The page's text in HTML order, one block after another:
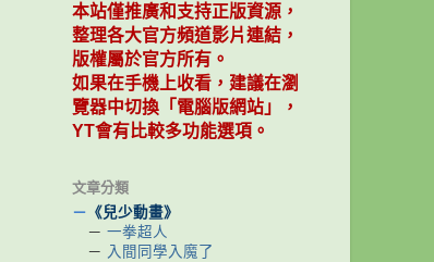
本站僅推廣和支持正版資源，
整理各大官方頻道影片連結，
版權屬於官方所有。
如果在手機上收看，建議在瀏
覽器中切換「電腦版網站」，
YT會有比較多功能選項。
文章分類
－ 《兒少動畫》
－ 一拳超人
－ 入間同學入魔了